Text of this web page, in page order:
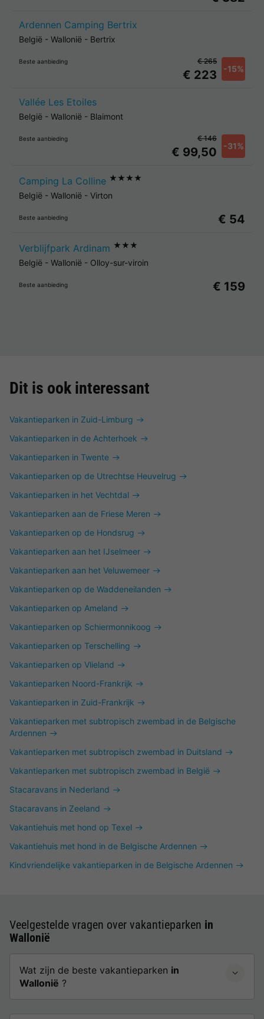
Ardennen Camping Bertrix
België - Wallonië - Bertrix
Beste aanbieding
€ 223 -15%
€ 265
Vallée Les Etoiles
België - Wallonië - Blaimont
Beste aanbieding
€ 99,50 -31%
€ 146
Camping La Colline ★★★★
België - Wallonië - Virton
Beste aanbieding € 54
Verblijfpark Ardinam ★★★
België - Wallonië - Olloy-sur-viroin
Beste aanbieding € 159
Dit is ook interessant
Vakantieparken in Zuid-Limburg
Vakantieparken in de Achterhoek
Vakantieparken in Twente
Vakantieparken op de Utrechtse Heuvelrug
Vakantieparken in het Vechtdal
Vakantieparken aan de Friese Meren
Vakantieparken op de Hondsrug
Vakantieparken aan het IJselmeer
Vakantieparken aan het Veluwemeer
Vakantieparken op de Waddeneilanden
Vakantieparken op Ameland
Vakantieparken op Schiermonnikoog
Vakantieparken op Terschelling
Vakantieparken op Vlieland
Vakantieparken Noord-Frankrijk
Vakantieparken in Zuid-Frankrijk
Vakantieparken met subtropisch zwembad in de Belgische
Ardennen
Vakantieparken met subtropisch zwembad in Duitsland
Vakantieparken met subtropisch zwembad in België
Stacaravans in Nederland
Stacaravans in Zeeland
Vakantiehuis met hond op Texel
Vakantiehuis met hond in de Belgische Ardennen
Kindvriendelijke vakantieparken in de Belgische Ardennen
Veelgestelde vragen over vakantieparken in
Wallonië
Wat zijn de beste vakantieparken in
Wallonië ?